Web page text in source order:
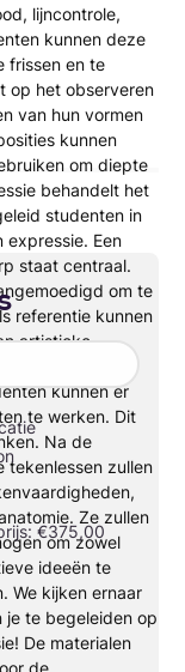
lijncontrole,
kunnen deze
frissen en te
op het observeren
van hun vormen
kunnen
om diepte
behandelt het
studenten in
expressie. Een
staat centraal.
om te
referentie kunnen
artistieke
van
kunnen er
te werken. Dit
Na de
tekenlessen zullen
Ze zullen
om zowel
ideeën te
We kijken ernaar
je te begeleiden op
De materialen
de
€375,00